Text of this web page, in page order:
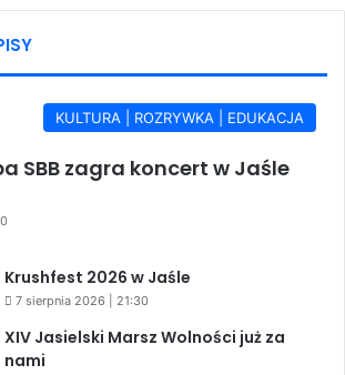
KULTURA | ROZRYWKA | EDUKACJA
SBB zagra koncert w Jaśle
Krushfest 2026 w Jaśle
7 sierpnia 2026 | 21:30
XIV Jasielski Marsz Wolności już za
nami